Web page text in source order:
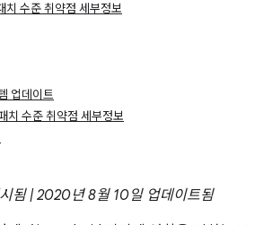
수준 취약점 세부정보
업데이트
수준 취약점 세부정보
됨 | 2020년 8월 10일 업데이트됨